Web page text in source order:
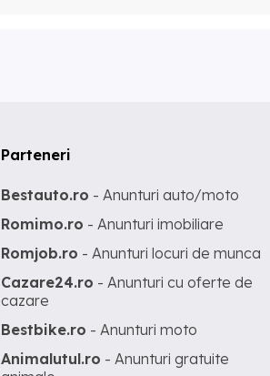
Parteneri
Bestauto.ro - Anunturi auto/moto
Romimo.ro - Anunturi imobiliare
Romjob.ro - Anunturi locuri de munca
Cazare24.ro - Anunturi cu oferte de
cazare
Bestbike.ro - Anunturi moto
Animalutul.ro - Anunturi gratuite